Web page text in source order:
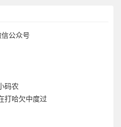
码农
打哈欠中度过